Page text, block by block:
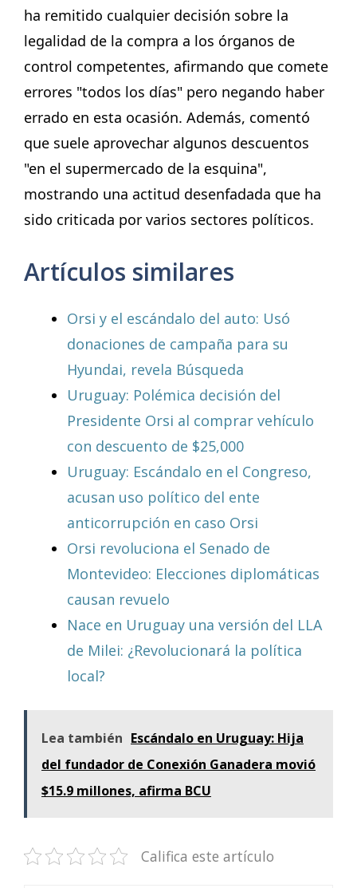
ha remitido cualquier decisión sobre la
legalidad de la compra a los órganos de
control competentes, afirmando que comete
errores "todos los días" pero negando haber
errado en esta ocasión. Además, comentó
que suele aprovechar algunos descuentos
"en el supermercado de la esquina",
mostrando una actitud desenfadada que ha
sido criticada por varios sectores políticos.
Artículos similares
Orsi y el escándalo del auto: Usó
donaciones de campaña para su
Hyundai, revela Búsqueda
Uruguay: Polémica decisión del
Presidente Orsi al comprar vehículo
con descuento de $25,000
Uruguay: Escándalo en el Congreso,
acusan uso político del ente
anticorrupción en caso Orsi
Orsi revoluciona el Senado de
Montevideo: Elecciones diplomáticas
causan revuelo
Nace en Uruguay una versión del LLA
de Milei: ¿Revolucionará la política
local?
Lea también Escándalo en Uruguay: Hija
del fundador de Conexión Ganadera movió
$15.9 millones, afirma BCU
Califica este artículo